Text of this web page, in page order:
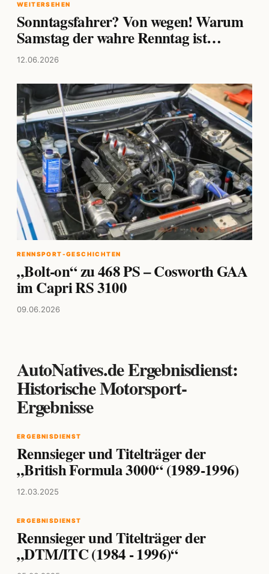
WEITERSEHEN
Sonntagsfahrer? Von wegen! Warum
Samstag der wahre Renntag ist…
12.06.2026
RENNSPORT-GESCHICHTEN
„Bolt-on“ zu 468 PS – Cosworth GAA
im Capri RS 3100
09.06.2026
AutoNatives.de Ergebnisdienst:
Historische Motorsport-
Ergebnisse
ERGEBNISDIENST
Rennsieger und Titelträger der
„British Formula 3000“ (1989-1996)
12.03.2025
ERGEBNISDIENST
Rennsieger und Titelträger der
„DTM/ITC (1984 - 1996)“